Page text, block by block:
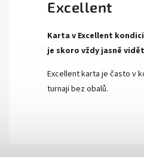
Excellent
Karta v Excellent
je skoro vždy jasně
Excellent karta je často v
turnaji bez obalů.